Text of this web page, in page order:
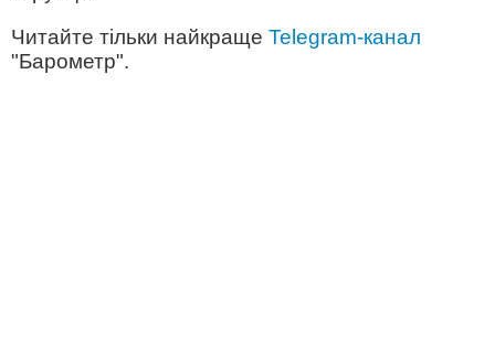
Читайте тільки найкраще Telegram-канал
"Барометр".